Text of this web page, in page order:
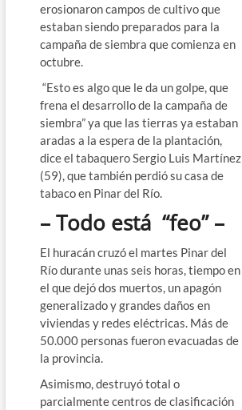
erosionaron campos de cultivo que
estaban siendo preparados para la
campaña de siembra que comienza en
octubre.
“Esto es algo que le da un golpe, que
frena el desarrollo de la campaña de
siembra” ya que las tierras ya estaban
aradas a la espera de la plantación,
dice el tabaquero Sergio Luis Martínez
(59), que también perdió su casa de
tabaco en Pinar del Río.
– Todo está “feo” –
El huracán cruzó el martes Pinar del
Río durante unas seis horas, tiempo en
el que dejó dos muertos, un apagón
generalizado y grandes daños en
viviendas y redes eléctricas. Más de
50.000 personas fueron evacuadas de
la provincia.
Asimismo, destruyó total o
parcialmente centros de clasificación